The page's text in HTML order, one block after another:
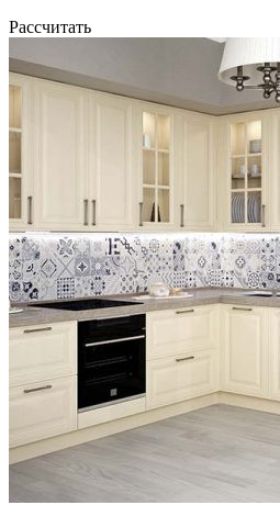
Рассчитать